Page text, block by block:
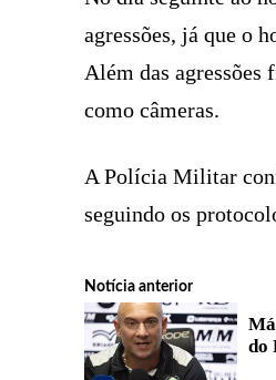
agressões, já que o
Além das agressões
como câmeras.
A Polícia Militar
seguindo os
Notícia anterior
do